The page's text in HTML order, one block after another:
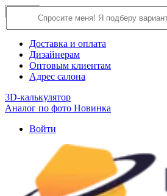
О компании
Доставка и оплата
Дизайнерам
Оптовым клиентам
Адрес салона
3D-калькулятор
Аналог по фото Новинка
Войти